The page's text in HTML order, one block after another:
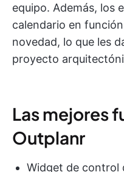
equipo. Además, los
calendario en
novedad, lo que les
proyecto
Las mejores
Outplanr
Widget de control